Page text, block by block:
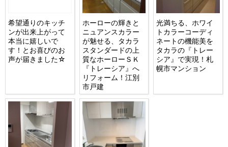
希望通りのキッチ
ンが出来上がって
本当に嬉しいで
す！とお喜びのお
声が届きました☆
ホーローの輝きと
ニュアンスカラー
が魅せる、タカラ
スタンダードの上
質なホーローＳＫ
『トレーシア』へ
リフォーム！江別
市戸建
光満ちる、ホワイ
トカラーコーディ
ネートの機能美を
タカラの『トレー
シア』で実現！札
幌市マンション